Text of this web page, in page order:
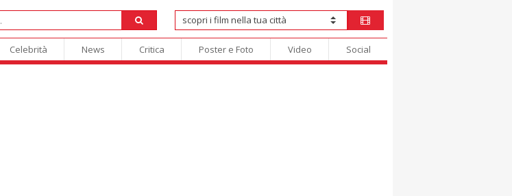
Celebrità News Critica Poster e Foto Video Social